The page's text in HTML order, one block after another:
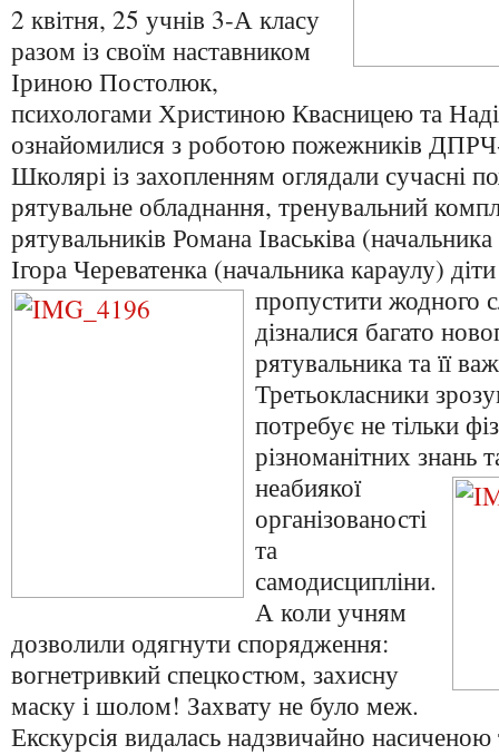
2 квітня, 25 учнів 3-А класу
разом із своїм наставником
Іриною Постолюк,
психологами Христиною Квасницею та
ознайомилися з роботою пожежників
Школярі із захопленням оглядали сучасні
рятувальне обладнання, тренувальний
рятувальників Романа Іваськіва
Ігора Череватенка (начальника караулу)
пропустити жодного
дізналися багато
рятувальника та її
Третьокласники
потребує не тільки
різноманітних знань
неабиякої
організованості
та
самодисципліни.
А коли учням
дозволили одягнути спорядження:
вогнетривкий спецкостюм, захисну
маску і шолом! Захвату не було меж.
Екскурсія видалась надзвичайно